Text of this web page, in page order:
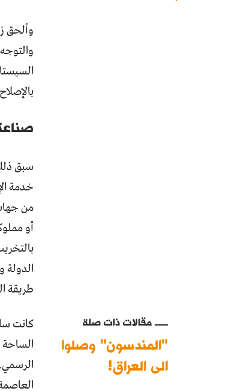
وألحق
سبق
خدمة
من
أو
الدولة
طريقة
مقالات ذات صلة
"المندسون" وصلوا
الى العراق!
كانت
الساحة